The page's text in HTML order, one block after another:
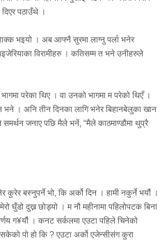
पठाउँथे ।
भइयो । अब आफ्नै सुरमा लाग्नु पर्ला भनेर
विरामीहरु । कतिसम्म त भने उनीहरुले
परेका थिए । वा उनको भागमा म परेको थिएँ ।
। अनि तीन दिनका लागि भनेर बिहानबेलुका खान
जनाए पछि मैले भनें, “मैले काठमाण्डौमा थुप्रै
बस्नुपर्ने भो, कि अर्को दिन । हामी नकुर्ने भयौं ।
दुख्न छोड्यो । म नौ महीनामा पहिलोपटक बिना
ग¥यौं । कनट सर्कलमा एउटा पहिले चिनेको
पो हो कि ? एउटा अर्को एजेन्सीसंग कुरा